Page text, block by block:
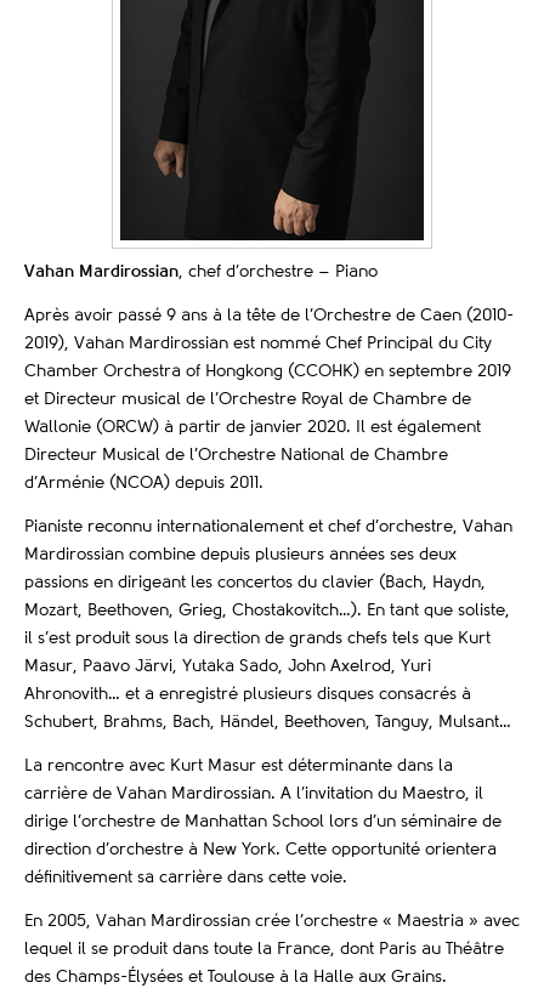
Vahan Mardirossian, chef d’orchestre – Piano
Après avoir passé 9 ans à la tête de l’Orchestre de Caen (2010-
2019), Vahan Mardirossian est nommé Chef Principal du City
Chamber Orchestra of Hongkong (CCOHK) en septembre 2019
et Directeur musical de l’Orchestre Royal de Chambre de
Wallonie (ORCW) à partir de janvier 2020. Il est également
Directeur Musical de l’Orchestre National de Chambre
d’Arménie (NCOA) depuis 2011.
Pianiste reconnu internationalement et chef d’orchestre, Vahan
Mardirossian combine depuis plusieurs années ses deux
passions en dirigeant les concertos du clavier (Bach, Haydn,
Mozart, Beethoven, Grieg, Chostakovitch…). En tant que soliste,
il s’est produit sous la direction de grands chefs tels que Kurt
Masur, Paavo Järvi, Yutaka Sado, John Axelrod, Yuri
Ahronovith… et a enregistré plusieurs disques consacrés à
Schubert, Brahms, Bach, Händel, Beethoven, Tanguy, Mulsant…
La rencontre avec Kurt Masur est déterminante dans la
carrière de Vahan Mardirossian. A l’invitation du Maestro, il
dirige l’orchestre de Manhattan School lors d’un séminaire de
direction d’orchestre à New York. Cette opportunité orientera
définitivement sa carrière dans cette voie.
En 2005, Vahan Mardirossian crée l’orchestre « Maestria » avec
lequel il se produit dans toute la France, dont Paris au Théâtre
des Champs-Élysées et Toulouse à la Halle aux Grains.